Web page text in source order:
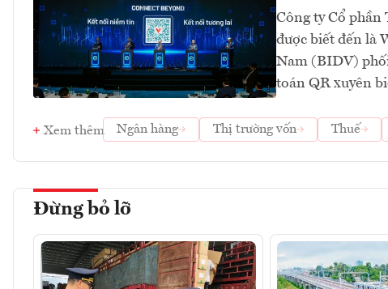
Công ty Cổ
được biết đến là
Nam (BIDV)
toán QR xuyên
Xem thêm Ngân hàng Thị trường vốn Thuế
Đừng bỏ lỡ